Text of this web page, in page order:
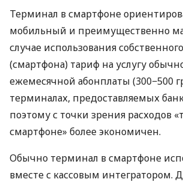
Терминал в смартфоне
мобильный и преимущественно
случае использования
(смартфона) тариф на услугу
ежемесячной абонплаты (300−500
терминалах, предоставляемых
поэтому с точки зрения расходов
смартфоне» более экономичен.
Обычно терминал в смартфоне
вместе с кассовым интегратором.